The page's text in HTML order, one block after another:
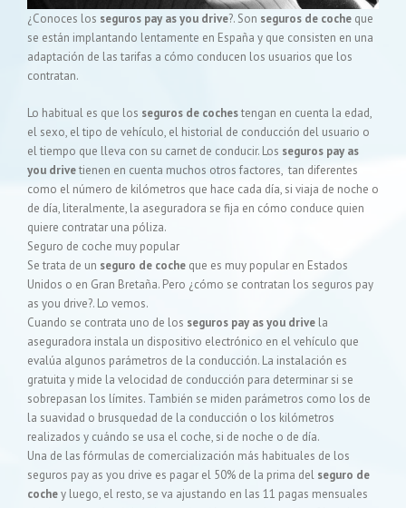
¿Conoces los seguros pay as you drive?. Son seguros de coche que
se están implantando lentamente en España y que consisten en una
adaptación de las tarifas a cómo conducen los usuarios que los
contratan.
Lo habitual es que los seguros de cochestengan en cuenta la edad,
el sexo, el tipo de vehículo, el historial de conducción del usuario o
el tiempo que lleva con su carnet de conducir. Los seguros pay as
you drivetienen en cuenta muchos otros factores, tan diferentes
como el número de kilómetros que hace cada día, si viaja de noche o
de día, literalmente, la aseguradora se fija en cómo conduce quien
quiere contratar una póliza.
Seguro de coche muy popular
Se trata de un seguro de coche que es muy popular en Estados
Unidos o en Gran Bretaña. Pero ¿cómo se contratan los seguros pay
as you drive?. Lo vemos.
Cuando se contrata uno de los seguros pay as you drive la
aseguradora instala un dispositivo electrónico en el vehículo que
evalúa algunos parámetros de la conducción. La instalación es
gratuita y mide la velocidad de conducción para determinar si se
sobrepasan los límites. También se miden parámetros como los de
la suavidad o brusquedad de la conducción o los kilómetros
realizados y cuándo se usa el coche, si de noche o de día.
Una de las fórmulas de comercialización más habituales de los
seguros pay as you drive es pagar el 50% de la prima del seguro de
cochey luego, el resto, se va ajustando en las 11 pagas mensuales